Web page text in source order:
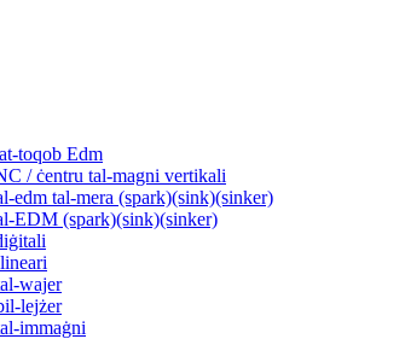
toqob Edm
/ ċentru tal-magni vertikali
edm tal-mera (spark)(sink)(sinker)
EDM (spark)(sink)(sinker)
wajer
lejżer
immaġni